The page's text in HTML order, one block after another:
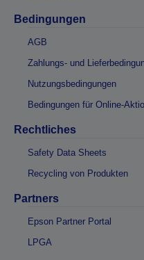
Bedingungen
AGB
Zahlungs- und
Nutzungsbedingungen
Bedingungen für Online-
Rechtliches
Safety Data Sheets
Recycling von Produkten
Partners
Epson Partner Portal
LPGA